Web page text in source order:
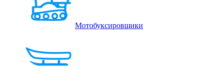
Мотобуксировщики